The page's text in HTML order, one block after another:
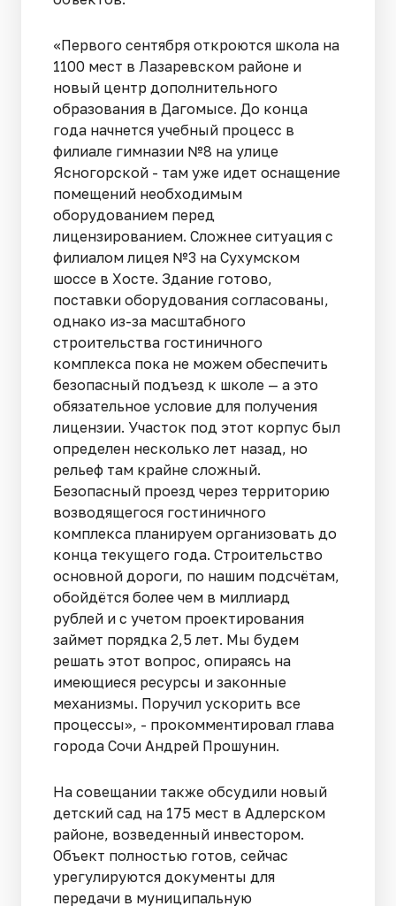
«Первого сентября откроются школа на
1100 мест в Лазаревском районе и
новый центр дополнительного
образования в Дагомысе. До конца
года начнется учебный процесс в
филиале гимназии №8 на улице
Ясногорской - там уже идет оснащение
помещений необходимым
оборудованием перед
лицензированием. Сложнее ситуация с
филиалом лицея №3 на Сухумском
шоссе в Хосте. Здание готово,
поставки оборудования согласованы,
однако из-за масштабного
строительства гостиничного
комплекса пока не можем обеспечить
безопасный подъезд к школе — а это
обязательное условие для получения
лицензии. Участок под этот корпус был
определен несколько лет назад, но
рельеф там крайне сложный.
Безопасный проезд через территорию
возводящегося гостиничного
комплекса планируем организовать до
конца текущего года. Строительство
основной дороги, по нашим подсчётам,
обойдётся более чем в миллиард
рублей и с учетом проектирования
займет порядка 2,5 лет. Мы будем
решать этот вопрос, опираясь на
имеющиеся ресурсы и законные
механизмы. Поручил ускорить все
процессы», - прокомментировал глава
города Сочи Андрей Прошунин.
На совещании также обсудили новый
детский сад на 175 мест в Адлерском
районе, возведенный инвестором.
Объект полностью готов, сейчас
урегулируются документы для
передачи в муниципальную